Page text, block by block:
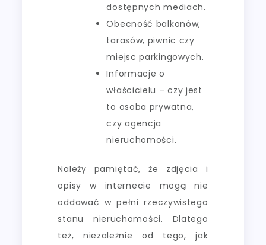
dostępnych mediach.
Obecność balkonów,
tarasów, piwnic czy
miejsc parkingowych.
Informacje o
właścicielu – czy jest
to osoba prywatna,
czy agencja
nieruchomości.
Należy pamiętać, że zdjęcia i
opisy w internecie mogą nie
oddawać w pełni rzeczywistego
stanu nieruchomości. Dlatego
też, niezależnie od tego, jak